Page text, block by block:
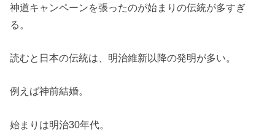
神道キャンペーンを張ったのが始まりの伝統が多すぎ
る。
読むと日本の伝統は、明治維新以降の発明が多い。
例えば神前結婚。
始まりは明治30年代。